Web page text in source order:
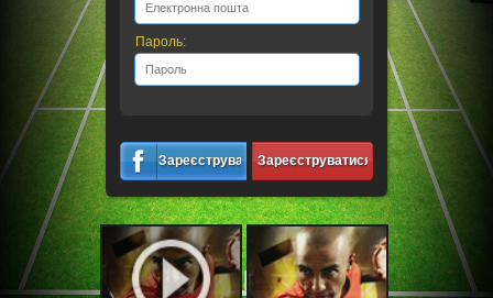
Пароль:
ЗареєструватисяЗареєструватися